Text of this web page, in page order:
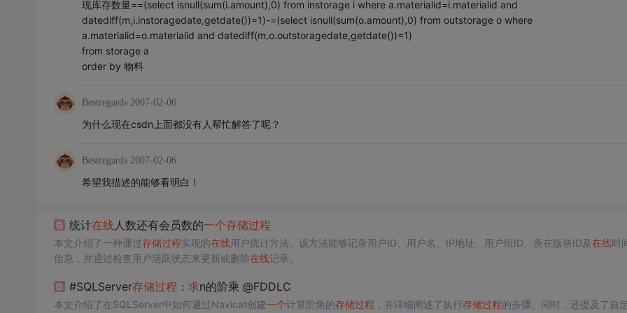
现库存数量==(select isnull(sum(i.amount),0) from instorage i where a.materialid=i.materialid and
datediff(m,i.instoragedate,getdate())=1)-=(select isnull(sum(o.amount),0) from outstorage o where
a.materialid=o.materialid and datediff(m,o.outstoragedate,getdate())=1)
from storage a
order by 物料
Bestregards 2007-02-06
为什么现在csdn上面都没有人帮忙解答了呢？
Bestregards 2007-02-06
希望我描述的能够看明白！
统计在线人数还有会员数的一个存储过程
本文介绍了一种通过存储过程实现的在线用户统计方法。该方法能够记录用户ID、用户名、IP地址、用户组ID、所在版块ID及在线时
信息，并通过检查用户活跃状态来更新或删除在线记录。
#SQLServer存储过程 ： 求n的阶乘 @FDDLC
本文介绍了在SQLServer中如何通过Navicat创建一个计算阶乘的存储过程 ，并详细阐述了执行存储过程的步骤。同时，还提及了自